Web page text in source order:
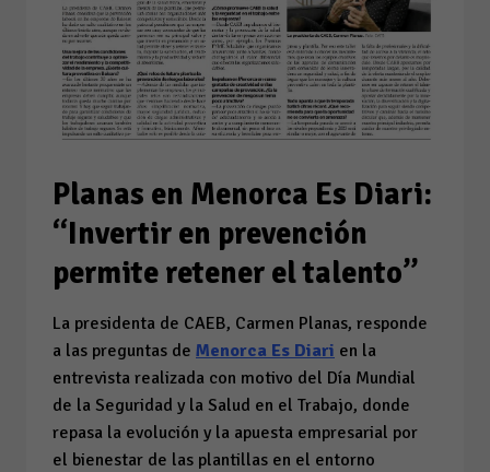
Planas en Menorca Es Diari:
“Invertir en prevención
permite retener el talento”
La presidenta de CAEB, Carmen Planas, responde
a las preguntas de Menorca Es Diari en la
entrevista realizada con motivo del Día Mundial
de la Seguridad y la Salud en el Trabajo, donde
repasa la evolución y la apuesta empresarial por
el bienestar de las plantillas en el entorno